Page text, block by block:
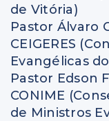
de Vitória)
Pastor Álvaro
CEIGERES
Evangélicas
Pastor Edson
CONIME
de Ministros